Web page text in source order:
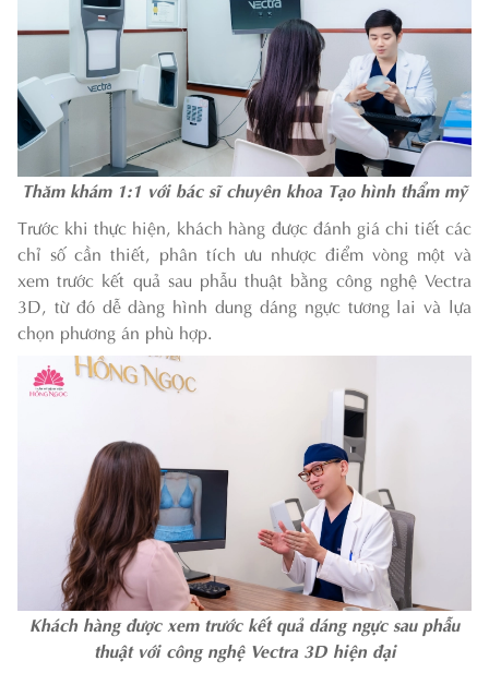
Thăm khám 1:1 với bác sĩ chuyên khoa Tạo hình thẩm mỹ
Trước khi thực hiện, khách hàng được đánh giá chi tiết các
chỉ số cần thiết, phân tích ưu nhược điểm vòng một và
xem trước kết quả sau phẫu thuật bằng công nghệ Vectra
3D, từ đó dễ dàng hình dung dáng ngực tương lai và lựa
chọn phương án phù hợp.
Khách hàng được xem trước kết quả dáng ngực sau phẫu
thuật với công nghệ Vectra 3D hiện đại